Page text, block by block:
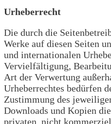
Urheberrecht
Die durch die
Werke auf diesen Seiten
und internationalen
Vervielfältigung,
Art der Verwertung
Urheberrechtes bedürfen
Zustimmung des
Downloads und Kopien
privaten, nicht